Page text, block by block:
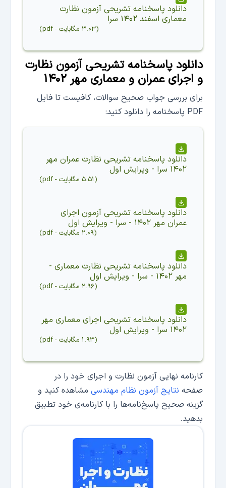
دانلود پاسخنامه تشریحی آزمون نظارت
معماری اسفند ۱۴۰۲ سرا
(۳.۰۳ مگابایت -
pdf
)
دانلود پاسخنامه تشریحی آزمون نظارت
و اجرای عمران و معماری مهر ۱۴۰۲
برای بررسی جواب صحیح سوالات، کافیست تا فایل
PDF پاسخنامه را دانلود کنید:
دانلود پاسخنامه تشریحی نظارت عمران مهر
۱۴۰۲ سرا - ویرایش اول
(۵.۵۱ مگابایت -
pdf
)
دانلود پاسخنامه تشریحی آزمون اجرای
عمران مهر ۱۴۰۲ - سرا - ویرایش اول
(۲.۰۹ مگابایت -
pdf
)
دانلود پاسخنامه تشریحی نظارت معماری -
مهر ۱۴۰۲ - سرا - ویرایش اول
(۲.۹۶ مگابایت -
pdf
)
دانلود پاسخنامه تشریحی اجرای معماری مهر
۱۴۰۲ سرا - ویرایش اول
(۱.۹۳ مگابایت -
pdf
)
کارنامه نهایی آزمون نظارت و اجرای خود را در
صفحه نتایج آزمون نظام مهندسی مشاهده کنید و
گزینه صحیح پاسخ‌نامه‌ها را با کارنامه‌ی خود تطبیق
بدهید.